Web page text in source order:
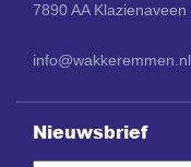
7890 AA Klazienaveen
info@wakkeremmen.nl
Nieuwsbrief